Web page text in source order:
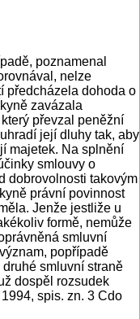
poznamenal
nelze
předcházela dohoda o
zavázala
převzal peněžní
její dluhy tak, aby
majetek. Na splnění
smlouvy o
dobrovolnosti takovým
právní povinnost
Jenže jestliže u
formě, nemůže
smluvní
popřípadě
smluvní straně
dospěl rozsudek
spis. zn. 3 Cdo